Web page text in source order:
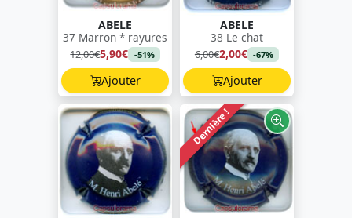
ABELE
37 Marron * rayures
12,00€5,90€ -51%
Ajouter
ABELE
38 Le chat
6,00€2,00€ -67%
Ajouter
Dernière !